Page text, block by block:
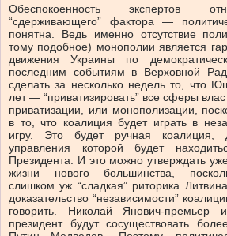
Обеспокоенность экспертов
“сдерживающего” фактора —
понятна. Ведь именно отсутствие
тому подобное) монополии является
движения Украины по
последним событиям в Верховной
сделать за несколько недель то, что
лет — “приватизировать” все сферы
приватизации, или монополизации,
в то, что коалиция будет играть в
игру. Это будет ручная коалиция,
управления которой будет
Президента. И это можно утверждать
жизни нового большинства,
слишком уж “сладкая” риторика
доказательство “независимости”
говорить. Николай Янович-премьер
президент будут сосуществовать